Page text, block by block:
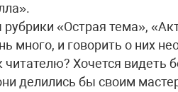
«Острая тема»,
много, и говорить о них
Хочется видеть
делились бы своим